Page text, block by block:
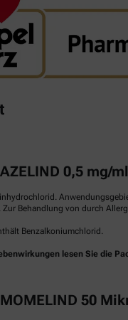
0,5 mg/
Zur Behandlung von durch
Benzalkoniumchlorid.
lesen Sie die
MOMELIND 50